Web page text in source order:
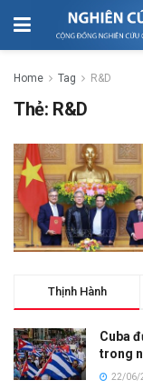
Home Tag R&D
Thẻ: R&D
Thịnh Hành
Cuba
trong
22/06/